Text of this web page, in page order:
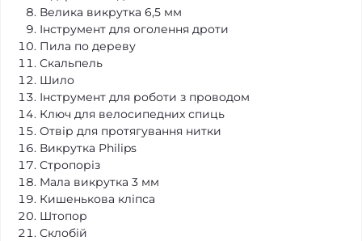
Велика викрутка 6,5 мм
Інструмент для оголення дроти
Пила по дереву
Скальпель
Шило
Інструмент для роботи з проводом
Ключ для велосипедних спиць
Отвір для протягування нитки
Викрутка Philips
Стропоріз
Мала викрутка 3 мм
Кишенькова кліпса
Штопор
Склобій